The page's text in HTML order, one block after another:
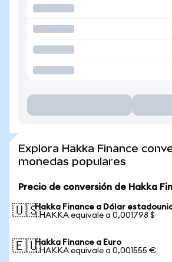
Explora Hakka Finance
monedas populares
Precio de conversión de Hakka
🇺🇸Hakka Finance a Dólar
1 HAKKA equivale a 0,001798 $
🇪🇺Hakka Finance a Euro
1 HAKKA equivale a 0,001555 €